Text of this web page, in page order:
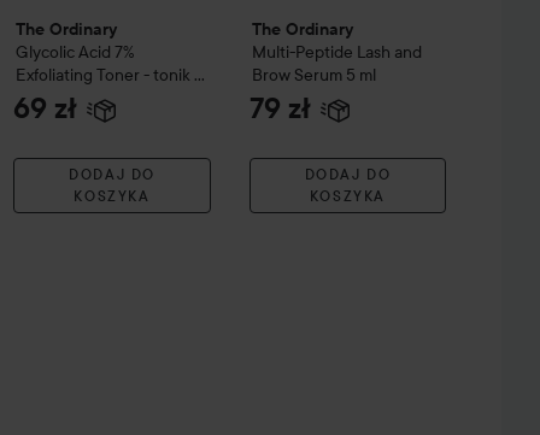
The Ordinary
Glycolic Acid 7%
Exfoliating Toner - tonik z
kwasem glikolowym
ml
69 zł
DODAJ DO
KOSZYKA
The Ordinary
Multi-Peptide Lash and
Brow Serum 5 ml
79 zł
DODAJ DO
KOSZYKA